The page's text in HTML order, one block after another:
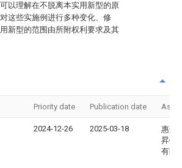
以理解在不脱离本实用新型的原
这些实施例进行多种变化、修
新型的范围由所附权利要求及其
Priority date Publication date
2024-12-26 2025-03-18
惠州
昇钢
有限